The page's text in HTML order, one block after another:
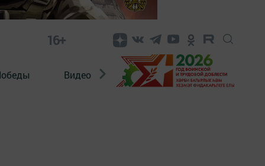
16+
Видео Конкурсы ЭтноДети